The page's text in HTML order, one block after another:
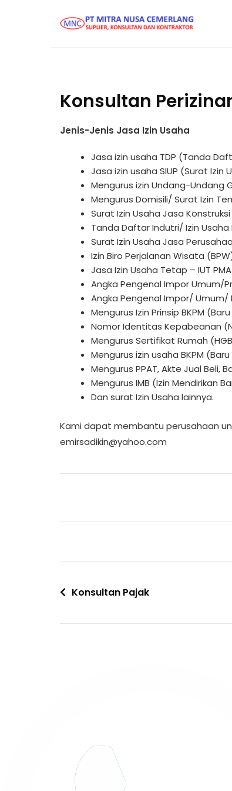
Konsultan
Jenis-Jenis Jasa Izin Usaha
Jasa izin usaha TDP (Tanda
Jasa izin usaha SIUP (Surat
Mengurus izin Undang-Undang
Mengurus Domisili/ Surat Izin
Surat Izin Usaha Jasa Konstruksi
Tanda Daftar Indutri/ Izin Usaha
Surat Izin Usaha Jasa
Izin Biro Perjalanan Wisata
Jasa Izin Usaha Tetap – IUT
Angka Pengenal Impor Umum/
Angka Pengenal Impor/ Umum/
Mengurus Izin Prinsip BKPM
Nomor Identitas Kepabeanan
Mengurus Sertifikat Rumah
Mengurus izin usaha BKPM
Mengurus PPAT, Akte Jual Beli,
Mengurus IMB (Izin Mendirikan
Dan surat Izin Usaha lainnya.
Kami dapat membantu perusahaan
emirsadikin@yahoo.com
Konsultan Pajak